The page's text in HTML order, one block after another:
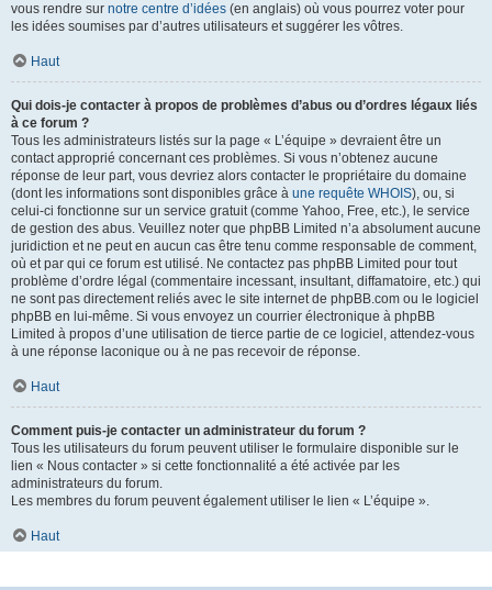
vous rendre sur notre centre d’idées (en anglais) où vous pourrez voter pour
les idées soumises par d’autres utilisateurs et suggérer les vôtres.
Haut
Qui dois-je contacter à propos de problèmes d’abus ou d’ordres légaux liés
à ce forum ?
Tous les administrateurs listés sur la page « L’équipe » devraient être un
contact approprié concernant ces problèmes. Si vous n’obtenez aucune
réponse de leur part, vous devriez alors contacter le propriétaire du domaine
(dont les informations sont disponibles grâce à une requête WHOIS), ou, si
celui-ci fonctionne sur un service gratuit (comme Yahoo, Free, etc.), le service
de gestion des abus. Veuillez noter que phpBB Limited n’a absolument aucune
juridiction et ne peut en aucun cas être tenu comme responsable de comment,
où et par qui ce forum est utilisé. Ne contactez pas phpBB Limited pour tout
problème d’ordre légal (commentaire incessant, insultant, diffamatoire, etc.) qui
ne sont pas directement reliés avec le site internet de phpBB.com ou le logiciel
phpBB en lui-même. Si vous envoyez un courrier électronique à phpBB
Limited à propos d’une utilisation de tierce partie de ce logiciel, attendez-vous
à une réponse laconique ou à ne pas recevoir de réponse.
Haut
Comment puis-je contacter un administrateur du forum ?
Tous les utilisateurs du forum peuvent utiliser le formulaire disponible sur le
lien « Nous contacter » si cette fonctionnalité a été activée par les
administrateurs du forum.
Les membres du forum peuvent également utiliser le lien « L’équipe ».
Haut